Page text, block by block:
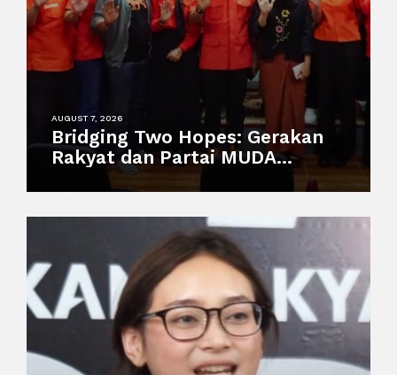
AUGUST 7, 2026
Bridging Two Hopes: Gerakan
Rakyat dan Partai MUDA
Malaysia Satukan Visi Politik
Anak Muda